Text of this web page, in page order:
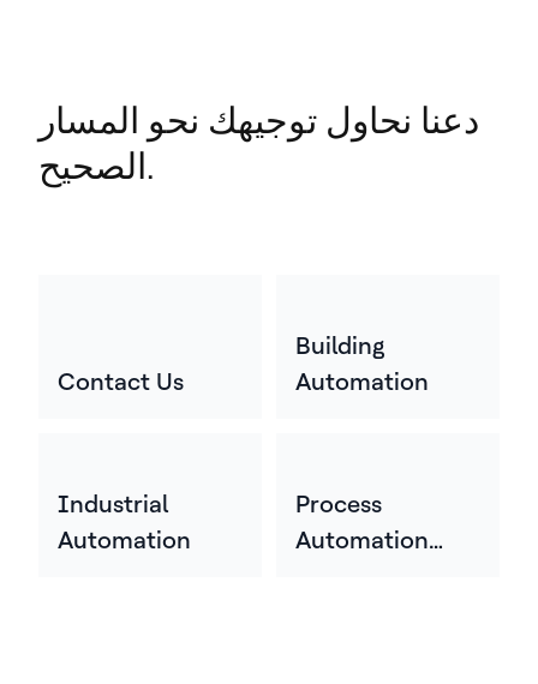
دعنا نحاول توجيهك نحو المسار
الصحيح.
Contact Us
Building
Automation
Industrial
Automation
Process
Automation